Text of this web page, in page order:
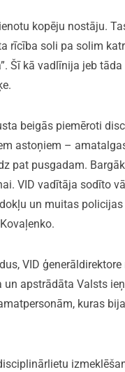
kopēju nostāju.
rīcība soli pa solim
Šī kā vadlīnija jeb
beigās piemēroti
astoņiem –
pat pusgadam.
VID vadītāja sodīto
un muitas
VID
apstrādāta Valsts
kuras